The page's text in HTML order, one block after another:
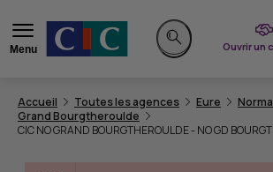
Menu
Rechercher sur le site
Ouvrir un
Accueil Toutes les agences Eure
Grand Bourgtheroulde
CIC NO GRAND BOURGTHEROULDE - NO GD